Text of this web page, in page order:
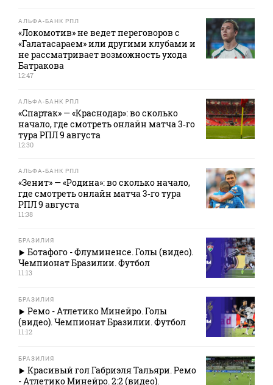
АЛЬФА-БАНК РПЛ
«Локомотив» не ведет переговоров с
«Галатасараем» или другими клубами и
не рассматривает возможность ухода
Батракова
12:47
АЛЬФА-БАНК РПЛ
«Спартак» — «Краснодар»: во сколько
начало, где смотреть онлайн матча 3‑го
тура РПЛ 9 августа
12:30
АЛЬФА-БАНК РПЛ
«Зенит» — «Родина»: во сколько начало,
где смотреть онлайн матча 3‑го тура
РПЛ 9 августа
11:38
БРАЗИЛИЯ
Ботафого - Флуминенсе. Голы (видео).
Чемпионат Бразилии. Футбол
11:13
БРАЗИЛИЯ
Ремо - Атлетико Минейро. Голы
(видео). Чемпионат Бразилии. Футбол
11:12
БРАЗИЛИЯ
Красивый гол Габриэля Тальяри. Ремо
- Атлетико Минейро. 2:2 (видео).